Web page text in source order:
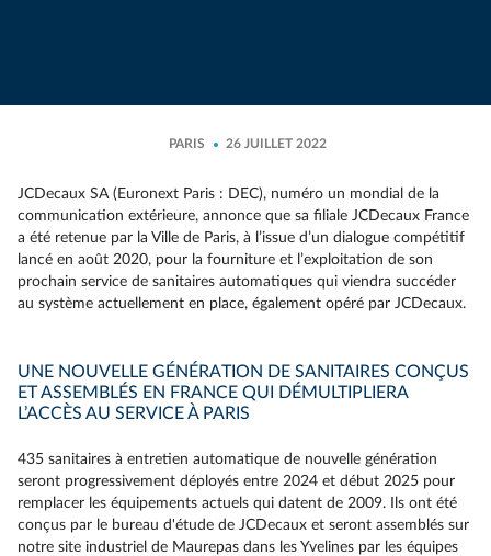
PARIS 26 JUILLET 2022
JCDecaux SA (Euronext Paris : DEC), numéro un mondial de la
communication extérieure, annonce que sa filiale JCDecaux France
a été retenue par la Ville de Paris, à l’issue d’un dialogue compétitif
lancé en août 2020, pour la fourniture et l’exploitation de son
prochain service de sanitaires automatiques qui viendra succéder
au système actuellement en place, également opéré par JCDecaux.
UNE NOUVELLE GÉNÉRATION DE SANITAIRES CONÇUS
ET ASSEMBLÉS EN FRANCE QUI DÉMULTIPLIERA
L’ACCÈS AU SERVICE À PARIS
435 sanitaires à entretien automatique de nouvelle génération
seront progressivement déployés entre 2024 et début 2025 pour
remplacer les équipements actuels qui datent de 2009. Ils ont été
conçus par le bureau d'étude de JCDecaux et seront assemblés sur
notre site industriel de Maurepas dans les Yvelines par les équipes